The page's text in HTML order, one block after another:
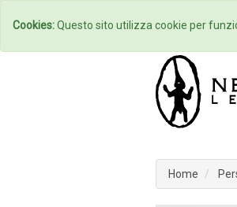
Home
Cookies:Questo sito utilizza cookie per